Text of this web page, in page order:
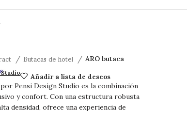
Butacas de hotel ARO butaca
Studio Añadir a lista de deseos
por Pensi Design Studio es la combinación
y confort. Con una estructura robusta
densidad, ofrece una experiencia de